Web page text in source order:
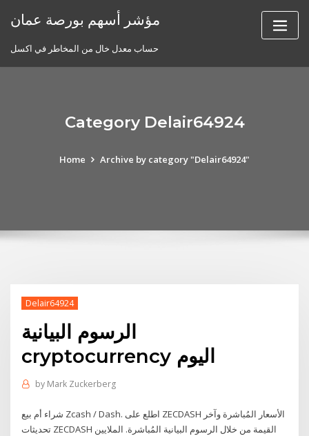
مؤشر أسهم بورصة عمان
حساب معدل خال من المخاطر في اكسل
Category Delair64924
Home Archive by category "Delair64924"
Delair64924
الرسوم البيانية
cryptocurrency اليوم
by Mark Zuckerberg
شراء أم بيع Zcash / Dash. اطلع على ZECDASH الأسعار المُباشرة وآخر
تحديثات ZECDASH القيمة من خلال الرسوم البيانية المُباشرة. الملايين